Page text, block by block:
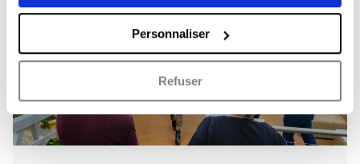
Personnaliser
Refuser